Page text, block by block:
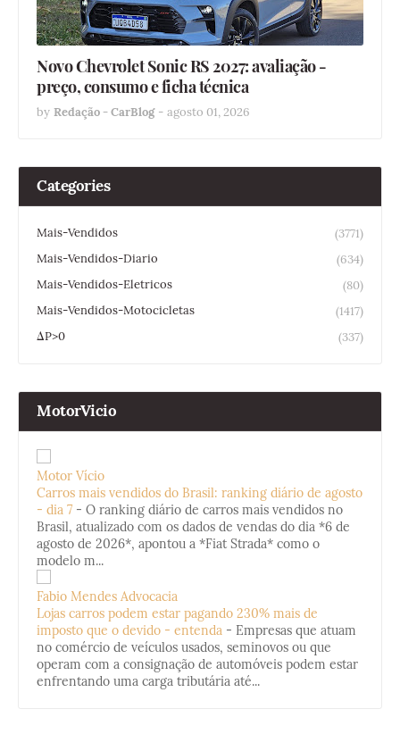
Novo Chevrolet Sonic RS 2027: avaliação -
preço, consumo e ficha técnica
by Redação - CarBlog - agosto 01, 2026
Categories
Mais-Vendidos
(3771)
Mais-Vendidos-Diario
(634)
Mais-Vendidos-Eletricos
(80)
Mais-Vendidos-Motocicletas
(1417)
ΔP>0
(337)
MotorVicio
Motor Vício
Carros mais vendidos do Brasil: ranking diário de agosto
- dia 7 - O ranking diário de carros mais vendidos no
Brasil, atualizado com os dados de vendas do dia *6 de
agosto de 2026*, apontou a *Fiat Strada* como o
modelo m...
Fabio Mendes Advocacia
Lojas carros podem estar pagando 230% mais de
imposto que o devido - entenda - Empresas que atuam
no comércio de veículos usados, seminovos ou que
operam com a consignação de automóveis podem estar
enfrentando uma carga tributária até...